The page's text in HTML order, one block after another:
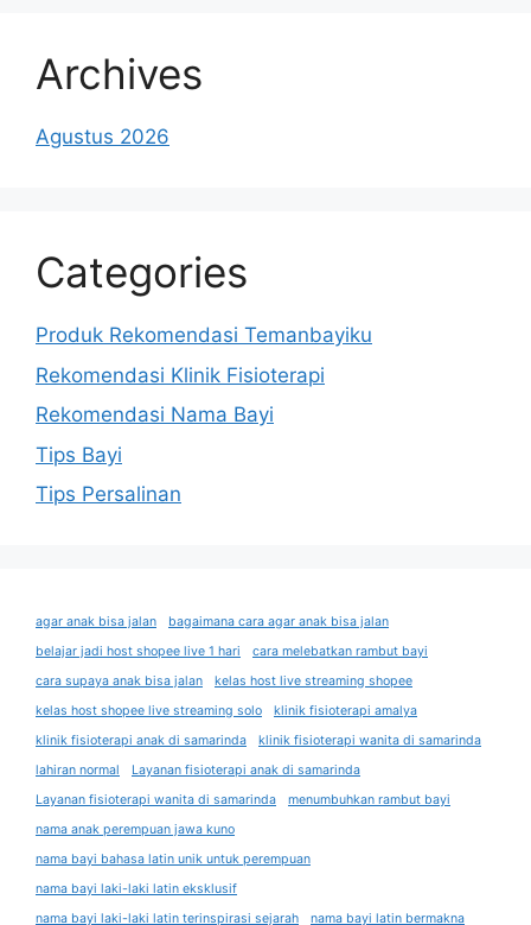
Archives
Agustus 2026
Categories
Produk Rekomendasi Temanbayiku
Rekomendasi Klinik Fisioterapi
Rekomendasi Nama Bayi
Tips Bayi
Tips Persalinan
agar anak bisa jalan
bagaimana cara agar anak bisa jalan
belajar jadi host shopee live 1 hari
cara melebatkan rambut bayi
cara supaya anak bisa jalan
kelas host live streaming shopee
kelas host shopee live streaming solo
klinik fisioterapi amalya
klinik fisioterapi anak di samarinda
klinik fisioterapi wanita di samarinda
lahiran normal
Layanan fisioterapi anak di samarinda
Layanan fisioterapi wanita di samarinda
menumbuhkan rambut bayi
nama anak perempuan jawa kuno
nama bayi bahasa latin unik untuk perempuan
nama bayi laki-laki latin eksklusif
nama bayi laki-laki latin terinspirasi sejarah
nama bayi latin bermakna